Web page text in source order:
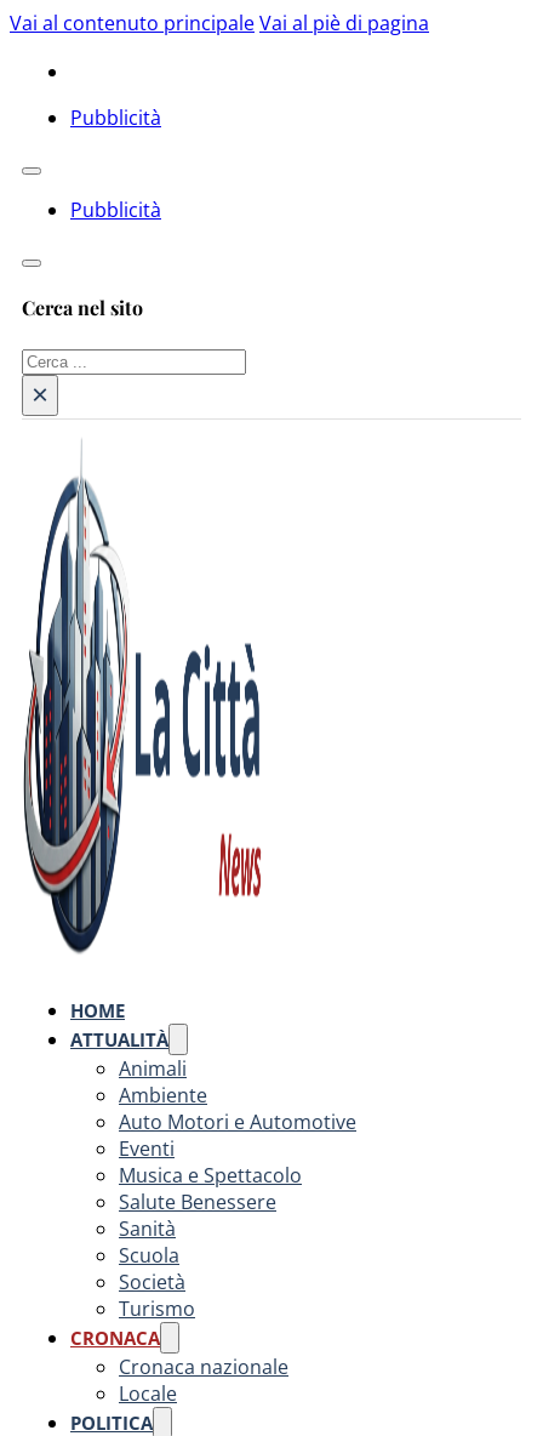
Vai al contenuto principaleVai al piè di pagina
Pubblicità
Pubblicità
Cerca nel sito
Cerca
×
HOME
ATTUALITÀ
Animali
Ambiente
Auto Motori e Automotive
Eventi
Musica e Spettacolo
Salute Benessere
Sanità
Scuola
Società
Turismo
CRONACA
Cronaca nazionale
Locale
POLITICA